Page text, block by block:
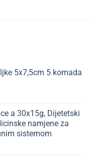
5x7,5cm 5 komada
a 30x15g, Dijetetski
namjene za
sistemom